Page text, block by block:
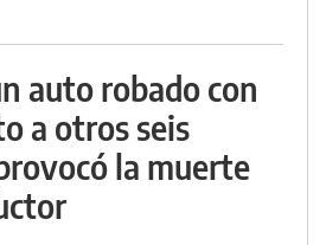
auto robado con
a otros seis
la muerte